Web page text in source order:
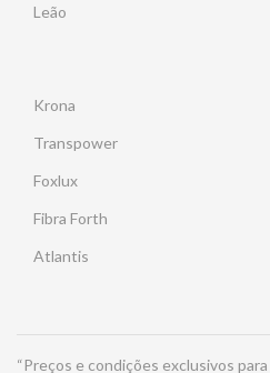
Leão
Krona
Transpower
Foxlux
Fibra Forth
Atlantis
“Preços e condições exclusivos